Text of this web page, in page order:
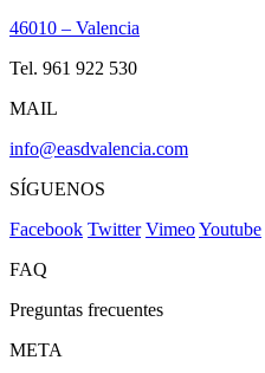
46010 – Valencia
Tel. 961 922 530
MAIL
info@easdvalencia.com
SÍGUENOS
Facebook Twitter VimeoYoutube
FAQ
Preguntas frecuentes
META